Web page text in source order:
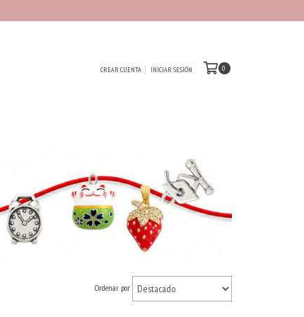
CREAR CUENTA INICIAR SESIÓN 0
Ordenar por